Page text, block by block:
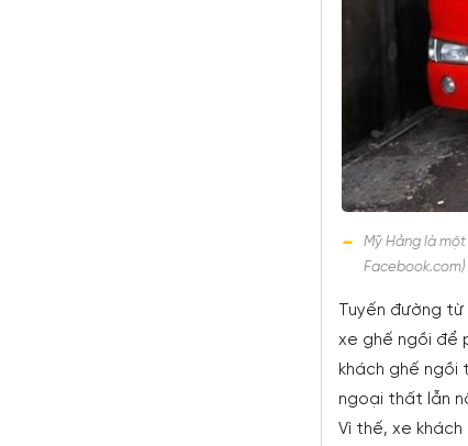
Mỹ Hằng là
Facebook.com)
Tuyến đường
xe ghế ngồi để
khách ghế ngồi
ngoại thất lẫn
Vì thế, xe